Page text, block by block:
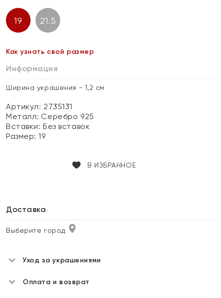
19 21.5
Как узнать свой размер
Информация
Ширина украшения - 1,2 см
Артикул: 2735131
Металл: Серебро 925
Вставки:Без вставок
Размер:19
В ИЗБРАННОЕ
Доставка
Выберите город
Уход за украшениями
Оплата и возврат